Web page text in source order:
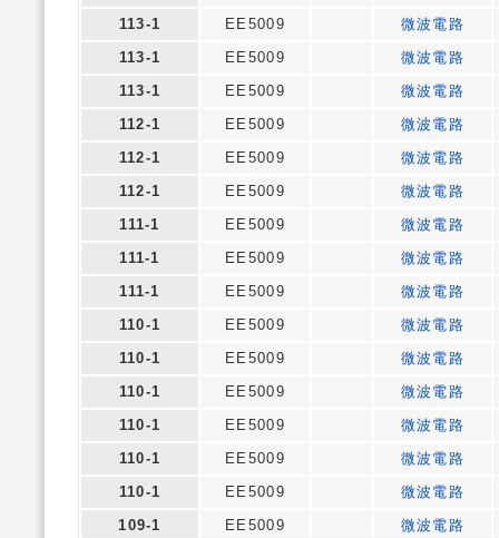
113-1
EE5009
微波電路
113-1
EE5009
微波電路
113-1
EE5009
微波電路
112-1
EE5009
微波電路
112-1
EE5009
微波電路
112-1
EE5009
微波電路
111-1
EE5009
微波電路
111-1
EE5009
微波電路
111-1
EE5009
微波電路
110-1
EE5009
微波電路
110-1
EE5009
微波電路
110-1
EE5009
微波電路
110-1
EE5009
微波電路
110-1
EE5009
微波電路
110-1
EE5009
微波電路
109-1
EE5009
微波電路